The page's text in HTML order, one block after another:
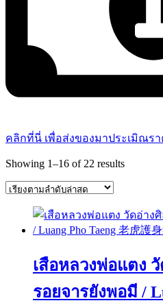
คลิกที่นี่ เพื่อส่งของมาประเมิณร
Showing 1–16 of 22 resultsSorted
เสือหลวงพ่อแตง
รอยจารยังพอมี /